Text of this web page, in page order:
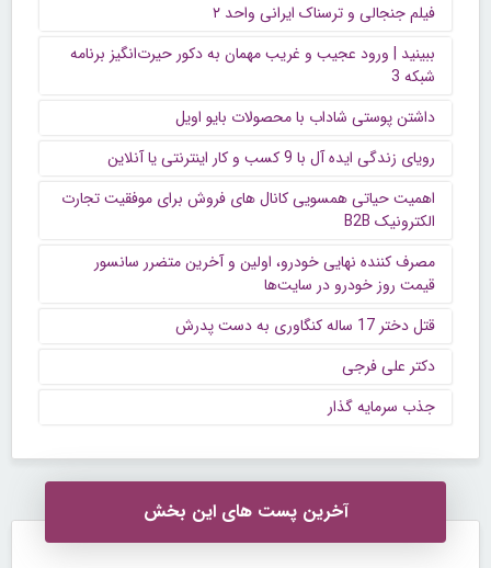
فیلم جنجالی و ترسناک ایرانی واحد ۲
ببینید | ورود عجیب و غریب مهمان به دکور حیرت‌انگیز برنامه
شبکه 3
داشتن پوستی شاداب با محصولات بایو اویل
رویای زندگی ایده آل با 9 کسب و کار اینترنتی یا آنلاین
اهمیت حیاتی همسویی کانال های فروش برای موفقیت تجارت
الکترونیک B2B
مصرف کننده نهایی خودرو، اولین و آخرین متضرر سانسور
قیمت روز خودرو در سایت‌ها
قتل دختر 17 ساله کنگاوری به دست پدرش
دکتر علی فرجی
جذب سرمایه گذار
آخرین پست های این بخش